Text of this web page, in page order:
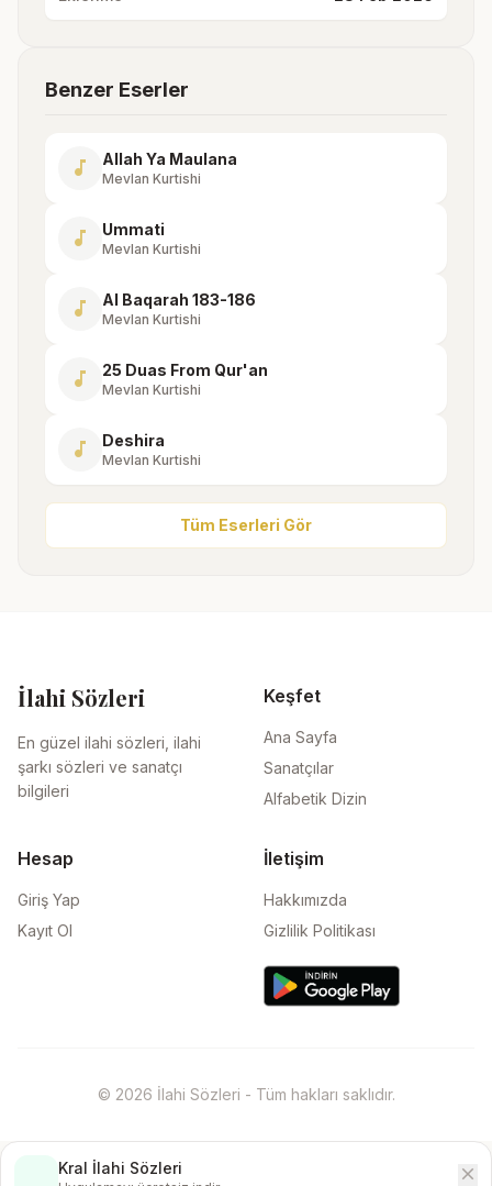
Benzer Eserler
music_note Allah Ya Maulana
Mevlan Kurtishi
music_note Ummati
Mevlan Kurtishi
music_note Al Baqarah 183-186
Mevlan Kurtishi
music_note 25 Duas From Qur'an
Mevlan Kurtishi
music_note Deshira
Mevlan Kurtishi
Tüm Eserleri Gör
İlahi Sözleri
En güzel ilahi sözleri, ilahi
şarkı sözleri ve sanatçı
bilgileri
Keşfet
Ana Sayfa
Sanatçılar
Alfabetik Dizin
Hesap
Giriş Yap
Kayıt Ol
İletişim
Hakkımızda
Gizlilik Politikası
© 2026 İlahi Sözleri - Tüm hakları saklıdır.
Kral İlahi Sözleri close